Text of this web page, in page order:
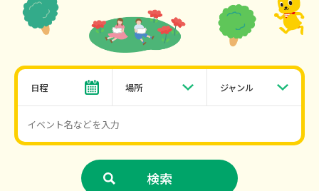
日程 場所 ジャンル